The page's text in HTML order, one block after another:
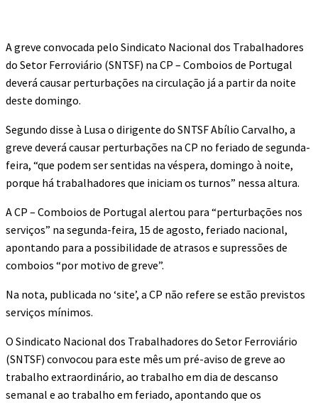
A greve convocada pelo Sindicato Nacional dos Trabalhadores
do Setor Ferroviário (SNTSF) na CP – Comboios de Portugal
deverá causar perturbações na circulação já a partir da noite
deste domingo.
Segundo disse à Lusa o dirigente do SNTSF Abílio Carvalho, a
greve deverá causar perturbações na CP no feriado de segunda-
feira, “que podem ser sentidas na véspera, domingo à noite,
porque há trabalhadores que iniciam os turnos” nessa altura.
A CP – Comboios de Portugal alertou para “perturbações nos
serviços” na segunda-feira, 15 de agosto, feriado nacional,
apontando para a possibilidade de atrasos e supressões de
comboios “por motivo de greve”.
Na nota, publicada no ‘site’, a CP não refere se estão previstos
serviços mínimos.
O Sindicato Nacional dos Trabalhadores do Setor Ferroviário
(SNTSF) convocou para este mês um pré-aviso de greve ao
trabalho extraordinário, ao trabalho em dia de descanso
semanal e ao trabalho em feriado, apontando que os